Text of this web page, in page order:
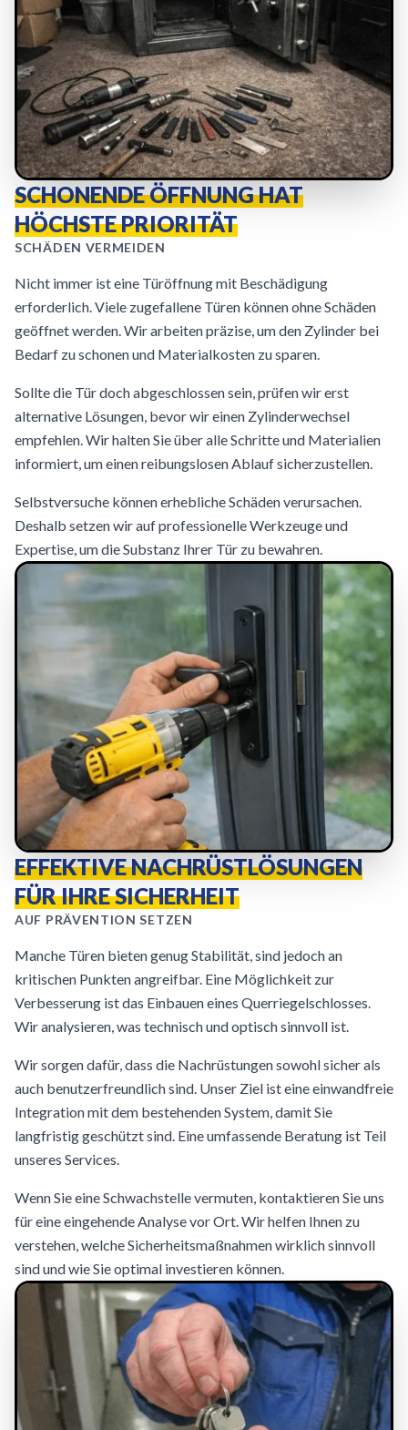
SCHONENDE ÖFFNUNG HAT
HÖCHSTE PRIORITÄT
SCHÄDEN VERMEIDEN
Nicht immer ist eine Türöffnung mit Beschädigung
erforderlich. Viele zugefallene Türen können ohne Schäden
geöffnet werden. Wir arbeiten präzise, um den Zylinder bei
Bedarf zu schonen und Materialkosten zu sparen.
Sollte die Tür doch abgeschlossen sein, prüfen wir erst
alternative Lösungen, bevor wir einen Zylinderwechsel
empfehlen. Wir halten Sie über alle Schritte und Materialien
informiert, um einen reibungslosen Ablauf sicherzustellen.
Selbstversuche können erhebliche Schäden verursachen.
Deshalb setzen wir auf professionelle Werkzeuge und
Expertise, um die Substanz Ihrer Tür zu bewahren.
EFFEKTIVE NACHRÜSTLÖSUNGEN
FÜR IHRE SICHERHEIT
AUF PRÄVENTION SETZEN
Manche Türen bieten genug Stabilität, sind jedoch an
kritischen Punkten angreifbar. Eine Möglichkeit zur
Verbesserung ist das Einbauen eines Querriegelschlosses.
Wir analysieren, was technisch und optisch sinnvoll ist.
Wir sorgen dafür, dass die Nachrüstungen sowohl sicher als
auch benutzerfreundlich sind. Unser Ziel ist eine einwandfreie
Integration mit dem bestehenden System, damit Sie
langfristig geschützt sind. Eine umfassende Beratung ist Teil
unseres Services.
Wenn Sie eine Schwachstelle vermuten, kontaktieren Sie uns
für eine eingehende Analyse vor Ort. Wir helfen Ihnen zu
verstehen, welche Sicherheitsmaßnahmen wirklich sinnvoll
sind und wie Sie optimal investieren können.